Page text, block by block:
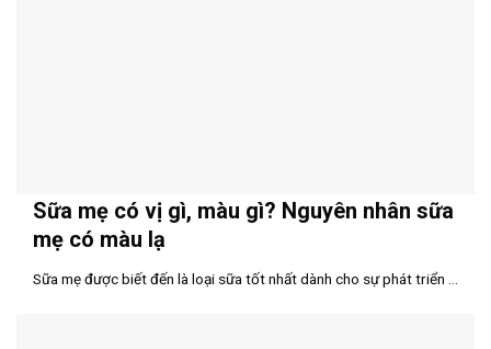
Sữa mẹ có vị gì, màu gì? Nguyên nhân sữa
mẹ có màu lạ
Sữa mẹ được biết đến là loại sữa tốt nhất dành cho sự phát triển ...